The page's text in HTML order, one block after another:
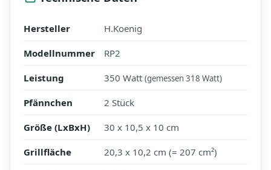
Hersteller H.Koenig
Modellnummer RP2
Leistung 350 Watt (gemessen 318 Watt)
Pfännchen 2 Stück
Größe (LxBxH) 30 x 10,5 x 10 cm
Grillfläche 20,3 x 10,2 cm (= 207 cm²)